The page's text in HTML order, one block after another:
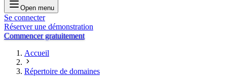
Open menu
Se connecter
Réserver une démonstration
Commencer gratuitement
Accueil
Répertoire de domaines